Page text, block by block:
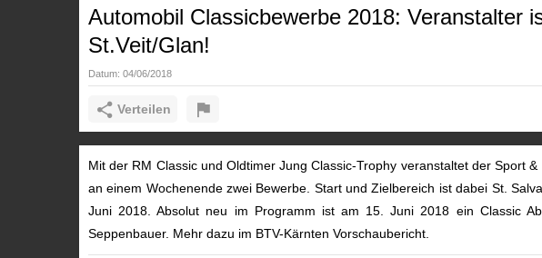
Automobil Classicbewerbe 2018: Veranstalter
St.Veit/Glan!
Datum: 04/06/2018
Verteilen
Mit der RM Classic und Oldtimer Jung Classic-Trophy veranstaltet der Sport
an einem Wochenende zwei Bewerbe. Start und Zielbereich ist dabei St.
Juni 2018. Absolut neu im Programm ist am 15. Juni 2018 ein Classic
Seppenbauer. Mehr dazu im BTV-Kärnten Vorschaubericht.